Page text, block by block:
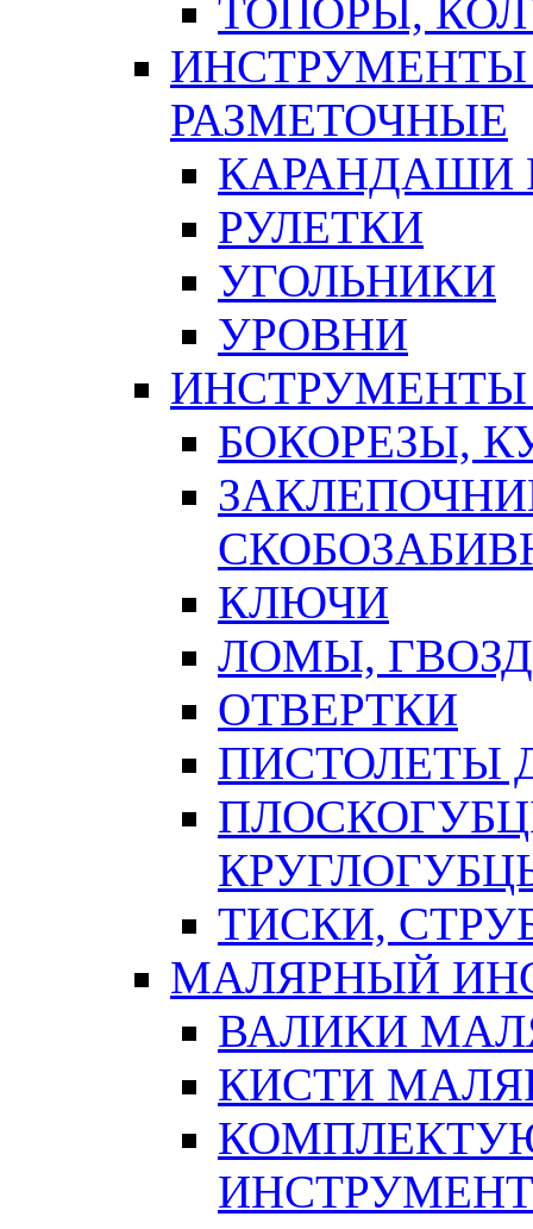
ТОПОРЫ,
ИНСТРУМЕНТЫ
РАЗМЕТОЧНЫЕ
КАРАНДАШИ
РУЛЕТКИ
УГОЛЬНИКИ
УРОВНИ
БОКОРЕЗЫ,
КЛЮЧИ
ЛОМЫ,
ОТВЕРТКИ
ПИСТОЛЕТЫ
ТИСКИ,
МАЛЯРНЫЙ
ВАЛИКИ
КИСТИ